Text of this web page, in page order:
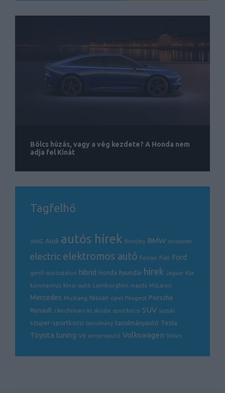
Bölcs húzás, vagy a vég kezdete? A Honda nem
adja fel Kínát
Tagfelhő
AMG Audi autós hírek Bentley BMW crossover
electric elektromos autó Ferrari Fiat Ford
genfi autószalon hibrid Honda hyundai hírek Jaguar Kia
koronavírus kínai autó Lamborghini mazda McLaren
Mercedes Mustang Nissan opel Peugeot Porsche
Renault ráncfelvarrás skoda sportkocsi SUV suzuki
szuper-sportkocsi tanulmány tanulmányautó Tesla
Toyota tuning V8 versenyautó Volkswagen Volvo